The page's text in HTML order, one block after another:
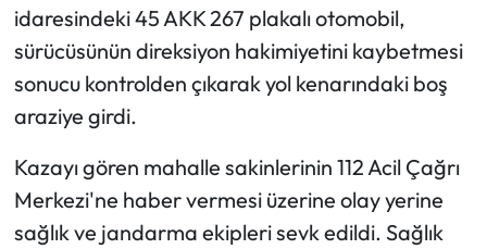
idaresindeki 45 AKK 267 plakalı otomobil,
sürücüsünün direksiyon hakimiyetini kaybetmesi
sonucu kontrolden çıkarak yol kenarındaki boş
araziye girdi.
Kazayı gören mahalle sakinlerinin 112 Acil Çağrı
Merkezi'ne haber vermesi üzerine olay yerine
sağlık ve jandarma ekipleri sevk edildi. Sağlık